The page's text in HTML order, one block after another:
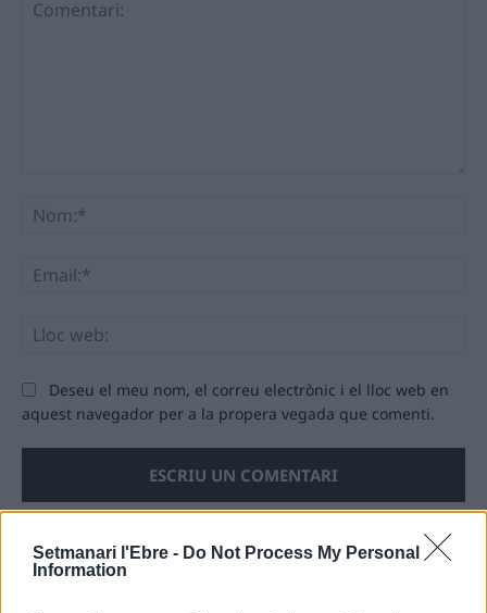
Setmanari l'Ebre - Do Not Process My Personal
Information
Deseu el meu nom, el correu electrònic i el lloc web en
aquest navegador per a la propera vegada que comenti.